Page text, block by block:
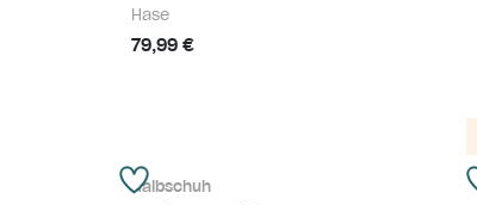
Hase
79,99 €
Halbschuh